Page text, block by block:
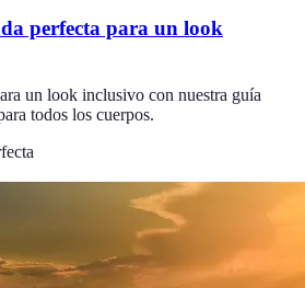
perfecta para un look
un look inclusivo con nuestra guía
todos los cuerpos.